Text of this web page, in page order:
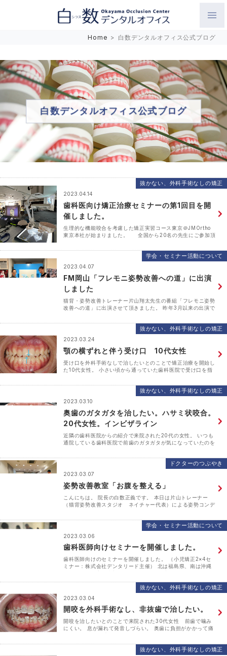
Home > 白数デンタルオフィス公式ブログ
白数デンタルオフィス公式ブログ
2023.04.14
歯科医向け矯正治療セミナーの第1回目を開
催しました。
生理的な機能咬合を考慮した矯正実習コース東京＠JMOrtho
東京本社が始まりました。 全国から20名の先生にご参加頂
解することが、不正咬合治療には欠･･･
抜かない、外科手術なしの矯正
2023.04.07
FM岡山「フレモニ姿勢改善への道」に出演
しました
猫背・姿勢改善トレーナー片山翔太先生の番組「フレモニ姿勢
改善への道」に出演させて頂きました。 昨年3月以来の出演で
先生とお話させて頂きました。 ▼お口の緊張･･･
学会・セミナー活動について
2023.03.24
顎の横ずれと伴う受け口 10代女性
受け口を外科手術なしで治したいとのことで矯正治療を開始し
た10代女性。 小さい頃から通っていた歯科医院で受け口を指
手術が必要と言われたそうです。 【治療前】 上下の･･･
抜かない、外科手術なしの矯正
2023.03.10
奥歯のガタガタを治したい。ハサミ状咬合。
20代女性。インビザライン
近隣の歯科医院からの紹介で来院された20代の女性。 いつも
通院している歯科医院で前歯のガタガタが気になっていたのを
が良いと指摘されたとのこと。 上顎の奥歯が外向きに･･･
抜かない、外科手術なしの矯正
2023.03.07
姿勢改善教室「お腹を整える」
こんにちは。 院長の白数正義です。 本日は片山トレーナー
（猫背姿勢改善スタジオ ネイチャー代表）による姿勢コンデ
お腹（内臓）ってとても関係があるんです。 食物繊維･･･
ドクターのつぶやき
2023.03.06
歯科医師向けセミナーを開催しました。
歯科医師向けのセミナーを開催しました。 （小児矯正2×4セ
ミナー：株式会社デンタリード主催） 北は福島県、南は沖縄
の影響もあり、対面での実習会の開催が難しかったの･･･
学会・セミナー活動について
2023.03.04
開咬を外科手術なし、非抜歯で治したい。
開咬を治したいとのことで来院された30代女性 前歯で噛み
にくい。 息が漏れて発音しづらい。 奥歯に負担がかかって痛
ました。 何軒かの歯科医院で矯正治療の相･･･
抜かない、外科手術なしの矯正
抜かない、外科手術なしの矯正